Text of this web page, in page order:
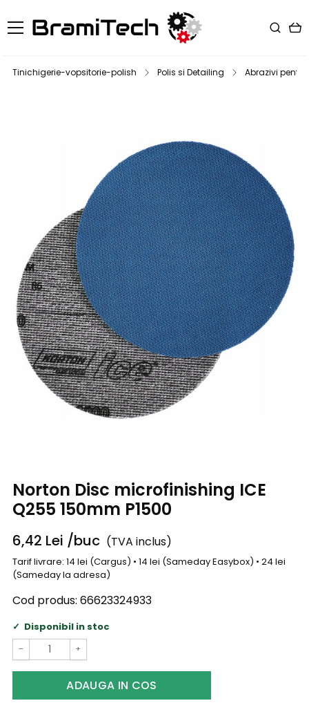
Tinichigerie-vopsitorie-polish Polis si Detailing Abrazivi
Norton Disc microfinishing ICE
Q255 150mm P1500
6,42 Lei /buc (TVA inclus)
Tarif livrare: 14 lei (Cargus) • 14 lei (Sameday Easybox) • 24 lei
(Sameday la adresa)
Cod produs: 66623324933
Disponibil in stoc
− +
ADAUGA IN COS